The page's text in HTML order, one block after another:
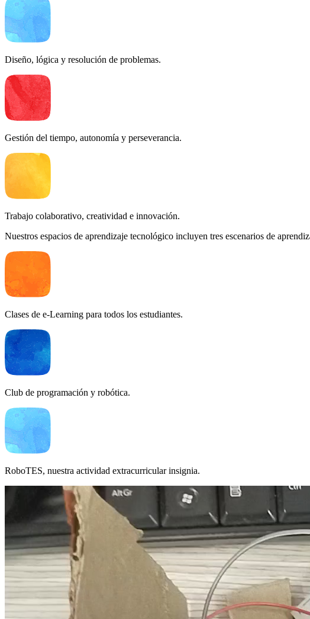
Diseño, lógica y resolución de problemas.
Gestión del tiempo, autonomía y perseverancia.
Trabajo colaborativo, creatividad e innovación.
Nuestros espacios de aprendizaje tecnológico incluyen tres escenarios de
Clases de e-Learning para todos los estudiantes.
Club de programación y robótica.
RoboTES, nuestra actividad extracurricular insignia.